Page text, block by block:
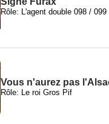
Rôle: L'agent double 098 / 099
Vous n'aurez pas
Rôle: Le roi Gros Pif